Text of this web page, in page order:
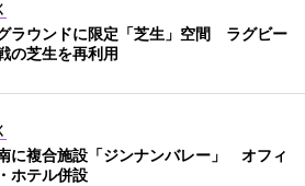
ラウンドに限定「芝生」空間 ラグビー
の芝生を再利用
に複合施設「ジンナンバレー」 オフィ
ホテル併設